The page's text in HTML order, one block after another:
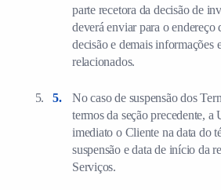
parte recetora da decisão de
deverá enviar para o endereço
decisão e demais informações
relacionados.
No caso de suspensão dos
termos da seção precedente,
imediato o Cliente na data do
suspensão e data de início da
Serviços.